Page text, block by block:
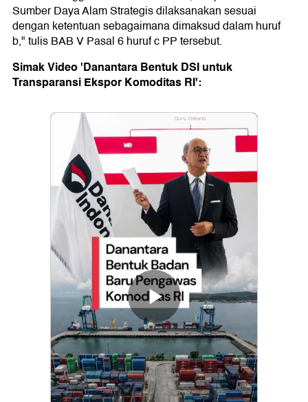
Sumber Daya Alam Strategis dilaksanakan sesuai
dengan ketentuan sebagaimana dimaksud dalam huruf
b," tulis BAB V Pasal 6 huruf c PP tersebut.
Simak Video 'Danantara Bentuk DSI untuk
Transparansi Ekspor Komoditas RI':